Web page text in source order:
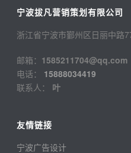
宁波拔凡营销策划有限公司
浙江省宁波市鄞州区日丽中路
邮箱： 1585211704@qq.com
电话：
15888034419
联系人： 叶
友情链接
宁波广告设计